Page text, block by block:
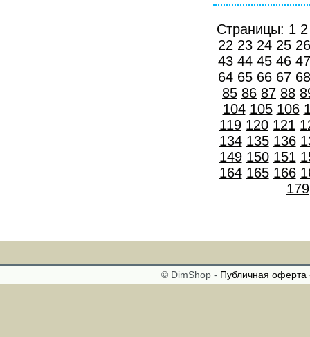
Страницы: 1 2
22 23 24 25 26
43 44 45 46 47
64 65 66 67 68
85 86 87 88
104 105 106
119 120 121
134 135 136
149 150 151
164 165 166
179
© DimShop - Публичная оферта